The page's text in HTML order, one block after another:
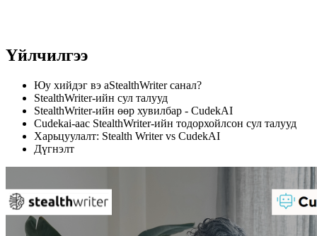
Үйлчилгээ
Юу хийдэг вэ aStealthWriter санал?
StealthWriter-ийн сул талууд
StealthWriter-ийн өөр хувилбар - CudekAI
Cudekai-аас StealthWriter-ийн тодорхойлсон сул талууд
Харьцуулалт: Stealth Writer vs CudekAI
Дүгнэлт